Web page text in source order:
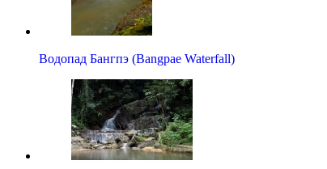
Водопад Бангпэ (Bangpae Waterfall)